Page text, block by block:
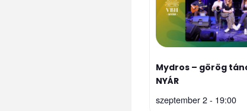
Mydros – görög
NYÁR
szeptember 2 - 19:00